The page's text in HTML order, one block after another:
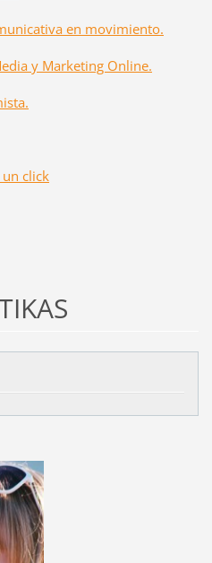
en movimiento.
y Marketing Online.
un click